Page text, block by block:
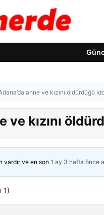
anne ve kızını öldürdüğü
ve kızını
vardır ve en son 1 ay 3 hafta önce
1)